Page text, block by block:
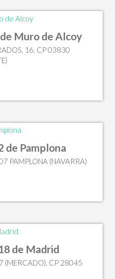
Muro de Alcoy
16, CP 03830
de Pamplona
PAMPLONA (NAVARRA)
de Madrid
(MERCADO), CP 28045